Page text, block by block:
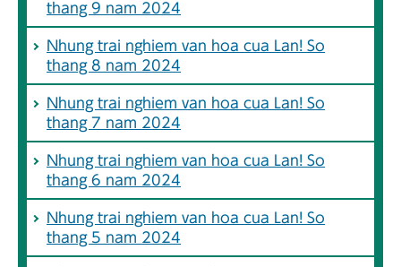
thang 9 nam 2024
Nhung trai nghiem van hoa cua Lan! So
thang 8 nam 2024
Nhung trai nghiem van hoa cua Lan! So
thang 7 nam 2024
Nhung trai nghiem van hoa cua Lan! So
thang 6 nam 2024
Nhung trai nghiem van hoa cua Lan! So
thang 5 nam 2024